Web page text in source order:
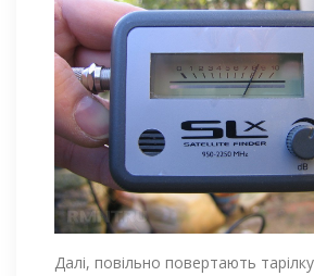
Далі, повільно повертають